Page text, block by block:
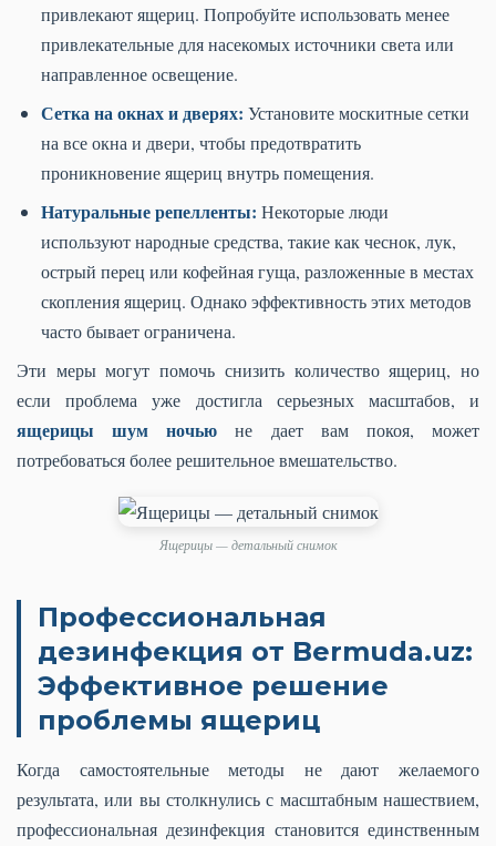
привлекают ящериц. Попробуйте использовать менее
привлекательные для насекомых источники света или
направленное освещение.
Сетка на окнах и дверях: Установите москитные сетки
на все окна и двери, чтобы предотвратить
проникновение ящериц внутрь помещения.
Натуральные репелленты: Некоторые люди
используют народные средства, такие как чеснок, лук,
острый перец или кофейная гуща, разложенные в местах
скопления ящериц. Однако эффективность этих методов
часто бывает ограничена.
Эти меры могут помочь снизить количество ящериц, но
если проблема уже достигла серьезных масштабов, и
ящерицы шум ночью не дает вам покоя, может
потребоваться более решительное вмешательство.
Ящерицы — детальный снимок
Профессиональная
дезинфекция от Bermuda.uz:
Эффективное решение
проблемы ящериц
Когда самостоятельные методы не дают желаемого
результата, или вы столкнулись с масштабным нашествием,
профессиональная дезинфекция становится единственным